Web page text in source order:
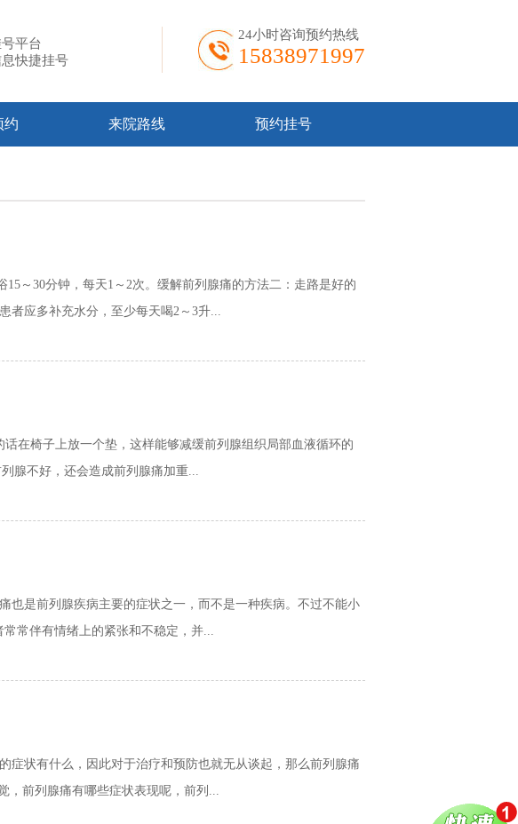
平台
快捷挂号
24小时咨询预约热线
15838971997
约 来院路线 预约挂号
～30分钟，每天1～2次。缓解前列腺痛的方法二：走路是好的
者应多补充水分，至少每天喝2～3升...
在椅子上放一个垫，这样能够减缓前列腺组织局部血液循环的
腺不好，还会造成前列腺痛加重...
也是前列腺疾病主要的症状之一，而不是一种疾病。不过不能小
常伴有情绪上的紧张和不稳定，并...
症状有什么，因此对于治疗和预防也就无从谈起，那么前列腺痛
，前列腺痛有哪些症状表现呢，前列...